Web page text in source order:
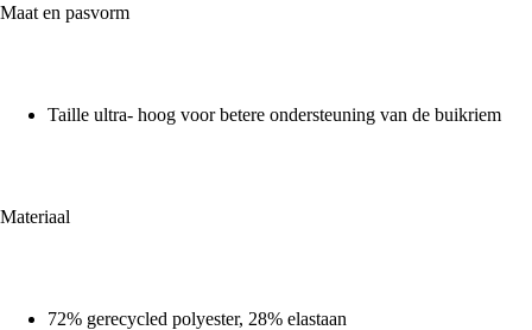
Maat en pasvorm
Taille ultra- hoog voor betere ondersteuning van de buikriem
Materiaal
72% gerecycled polyester, 28% elastaan